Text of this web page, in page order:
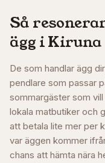
Så
ägg iKiruna
De som handlar ägg
pendlare som passar
sommargäster som
lokala matbutiker och
att betala lite mer per
var äggen kommer
chans att hämta nära